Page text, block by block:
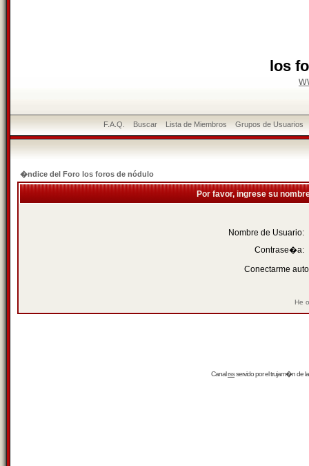
los
F.A.Q. Buscar Lista de Miembros Grupos de Usuarios
�ndice del Foro los foros de nódulo
Por favor, ingrese su
Nombre de Usuario:
Contrase�a:
Conectarme
He
Canalrssservido por eltrujam�nde